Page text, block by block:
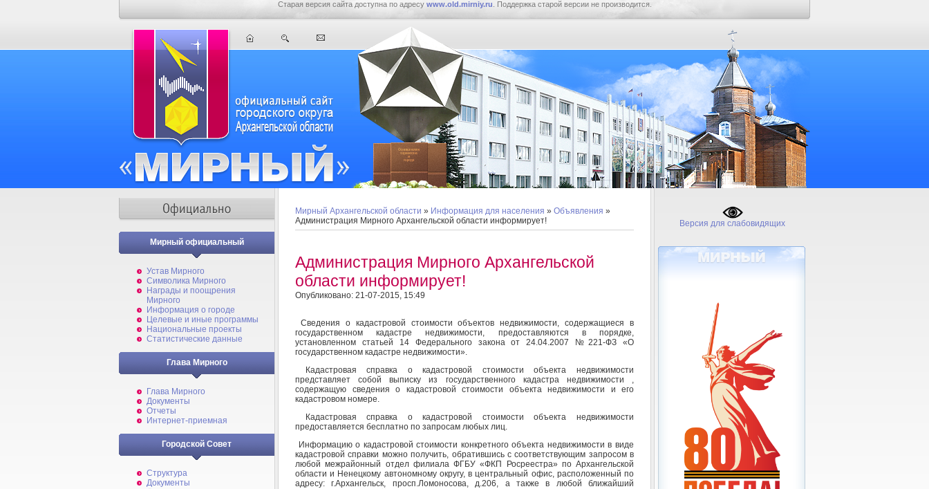
Старая версия сайта доступна по адресу www.old.mirniy.ru . Поддержка старой версии не производится.
Мирный официальный
Устав Мирного
Символика Мирного
Награды и поощрения
Мирного
Информация о городе
Целевые и иные программы
Национальные проекты
Статистические данные
Глава Мирного
Глава Мирного
Документы
Отчеты
Интернет-приемная
Городской Совет
Структура
Документы
Мирный Архангельской области » Информация для населения » Объявления »
Администрация Мирного Архангельской области информирует!
Администрация Мирного Архангельской
области информирует!
Опубликовано: 21-07-2015, 15:49
Сведения о кадастровой стоимости объектов недвижимости, содержащиеся в
государственном кадастре недвижимости, предоставляются в порядке,
установленном статьей 14 Федерального закона от 24.04.2007 №221-ФЗ «О
государственном кадастре недвижимости».
Кадастровая справка о кадастровой стоимости объекта недвижимости
представляет собой выписку из государственного кадастра недвижимости ,
содержащую сведения о кадастровой стоимости объекта недвижимости и его
кадастровом номере.
Кадастровая справка о кадастровой стоимости объекта недвижимости
предоставляется бесплатно по запросам любых лиц.
Информацию о кадастровой стоимости конкретного объекта недвижимости в виде
кадастровой справки можно получить, обратившись с соответствующим запросом в
любой межрайонный отдел филиала ФГБУ «ФКП Росреестра» по Архангельской
области и Ненецкому автономному округу, в центральный офис, расположенный по
адресу: г.Архангельск, просп.Ломоносова, д.206, а также в любой ближайший
Версия для слабовидящих